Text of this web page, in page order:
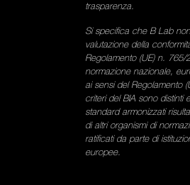
trasparenza.
Si specifica che B Lab
valutazione della
Regolamento (UE) n.
normazione nazionale,
ai sensi del Regolamento
criteri del BIA sono distinti
standard armonizzati
di altri organismi di
ratificati da parte di
europee.